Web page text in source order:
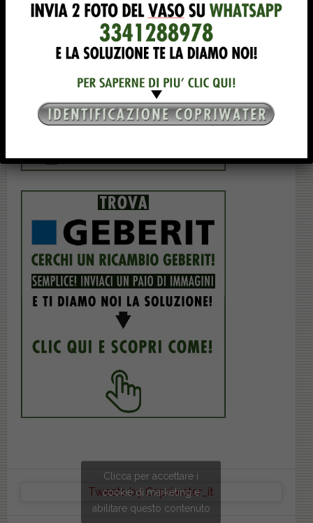
Tweets by Copriwater_it
Clicca per accettare i
cookie di marketing e
abilitare questo contenuto